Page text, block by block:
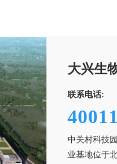
大兴生
联系电话:
中关村科技
业基地位于